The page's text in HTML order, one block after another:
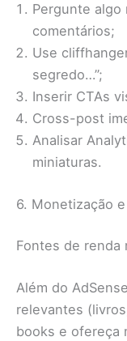
Pergunte algo
comentários;
Use
segredo…”;
Inserir CTAs
Cross-post
Analisar
miniaturas.
6. Monetização
Fontes de renda
Além do
relevantes
books e ofereça